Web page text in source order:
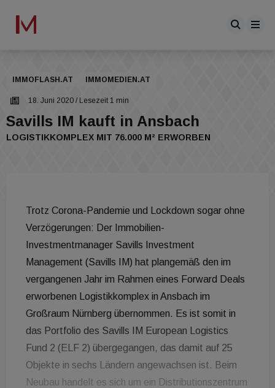
IMMOFLASH.AT IMMOMEDIEN.AT
18. Juni 2020 / Lesezeit 1 min
Savills IM kauft in Ansbach
LOGISTIKKOMPLEX MIT 76.000 M² ERWORBEN
Trotz Corona-Pandemie und Lockdown sogar ohne
Verzögerungen: Der Immobilien-
Investmentmanager Savills Investment
Management (Savills IM) hat plangemäß den im
vergangenen Jahr im Rahmen eines Forward Deals
erworbenen Logistikkomplex in Ansbach im
Großraum Nürnberg übernommen. Es ist somit in
das Portfolio des Savills IM European Logistics
Fund 2 (ELF 2) übergegangen, das damit auf 25
Objekte in sechs Ländern angewachsen ist. Beim
Neubau handelt es sich um ein Distributionszentrum